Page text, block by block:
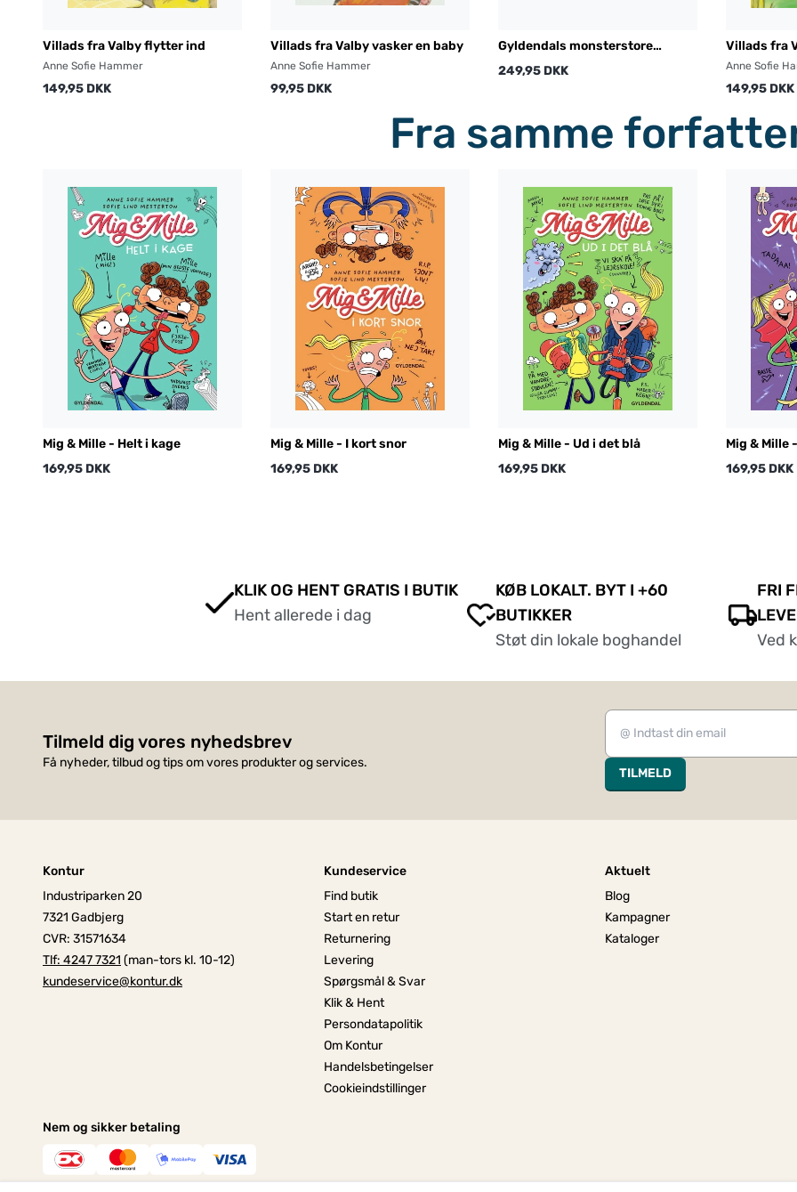
Villads fra Valby flytter ind
Anne Sofie Hammer
149,95 DKK
Villads fra Valby vasker en baby
Anne Sofie Hammer
99,95 DKK
Gyldendals monsterstore
halloweenbog
249,95 DKK
Villads fra
Anne Sofie
149,95 DKK
Fra samme
Mig & Mille - Helt i kage
169,95 DKK
Mig & Mille - I kort snor
169,95 DKK
Mig & Mille - Ud i det blå
169,95 DKK
Mig & Mille
169,95 DKK
KLIK OG HENT GRATIS I BUTIK
Hent allerede i dag
KØB LOKALT. BYT I +60
BUTIKKER
Støt din lokale boghandel
FRI
Ved
Tilmeld dig vores nyhedsbrev
Få nyheder, tilbud og tips om vores produkter og services.
TILMELD
Kontur
Industriparken 20
7321 Gadbjerg
CVR: 31571634
Tlf: 4247 7321 (man-tors kl. 10-12)
kundeservice@kontur.dk
Kundeservice
Find butik
Start en retur
Returnering
Levering
Spørgsmål & Svar
Klik & Hent
Persondatapolitik
Om Kontur
Handelsbetingelser
Cookieindstillinger
Aktuelt
Blog
Kampagner
Kataloger
Nem og sikker betaling